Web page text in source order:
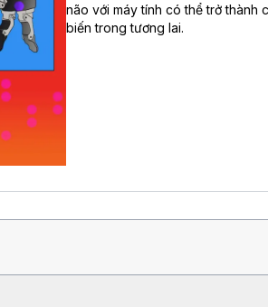
não với máy tính có thể trở thành
biến trong tương lai.